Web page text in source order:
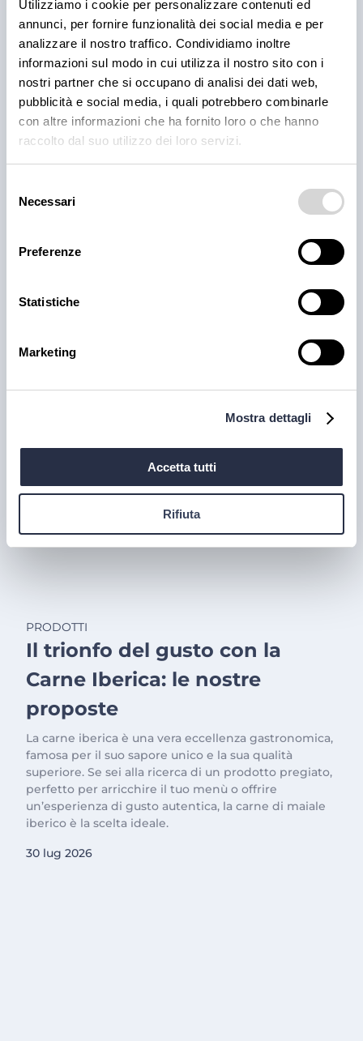
Utilizziamo i cookie per personalizzare contenuti ed
annunci, per fornire funzionalità dei social media e per
analizzare il nostro traffico. Condividiamo inoltre
informazioni sul modo in cui utilizza il nostro sito con i
nostri partner che si occupano di analisi dei dati web,
pubblicità e social media, i quali potrebbero combinarle
con altre informazioni che ha fornito loro o che hanno
raccolto dal suo utilizzo dei loro servizi.
delNecessari
Preferenze
Statistiche
Marketing
Mostra dettagli
Accetta tutti
Rifiuta
3 ago 2026
Cantina Valle Isarco:
territorio
Cantina Valle Isarco è sinonimo di eccellenza: i vini
bianchi di questa cantina sono tra i più ricercati
alla lavorazione accurata e meticolosa.
PRODOTTI
Il trionfo del gusto con la
Carne Iberica: le nostre
proposte
La carne iberica è una vera eccellenza gastronomica,
famosa per il suo sapore unico e la sua qualità
superiore. Se sei alla ricerca di un prodotto pregiato,
perfetto per arricchire il tuo menù o offrire
un’esperienza di gusto autentica, la carne di maiale
iberico è la scelta ideale.
30 lug 2026